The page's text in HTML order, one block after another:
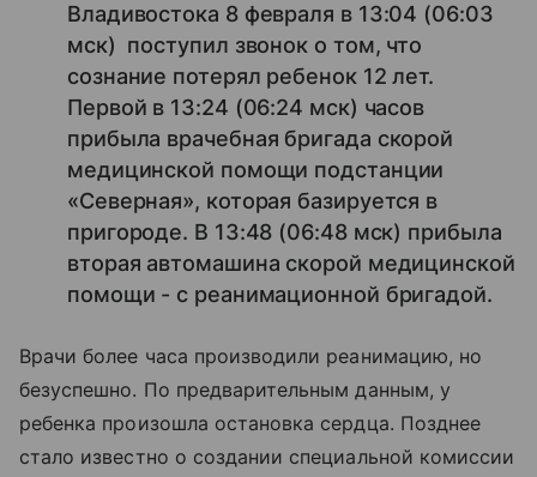
Владивостока 8 февраля в 13:04 (06:03
мск) поступил звонок о том, что
сознание потерял ребенок 12 лет.
Первой в 13:24 (06:24 мск) часов
прибыла врачебная бригада скорой
медицинской помощи подстанции
«Северная», которая базируется в
пригороде. В 13:48 (06:48 мск) прибыла
вторая автомашина скорой медицинской
помощи - с реанимационной бригадой.
Врачи более часа производили реанимацию, но
безуспешно. По предварительным данным, у
ребенка произошла остановка сердца. Позднее
стало известно о создании специальной комиссии